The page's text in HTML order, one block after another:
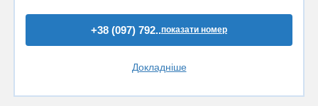
+38 (097) 792..показати номер
Докладніше